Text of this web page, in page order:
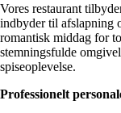
Vores restaurant
indbyder til afslapning
romantisk middag for
stemningsfulde
spiseoplevelse.
Professionelt